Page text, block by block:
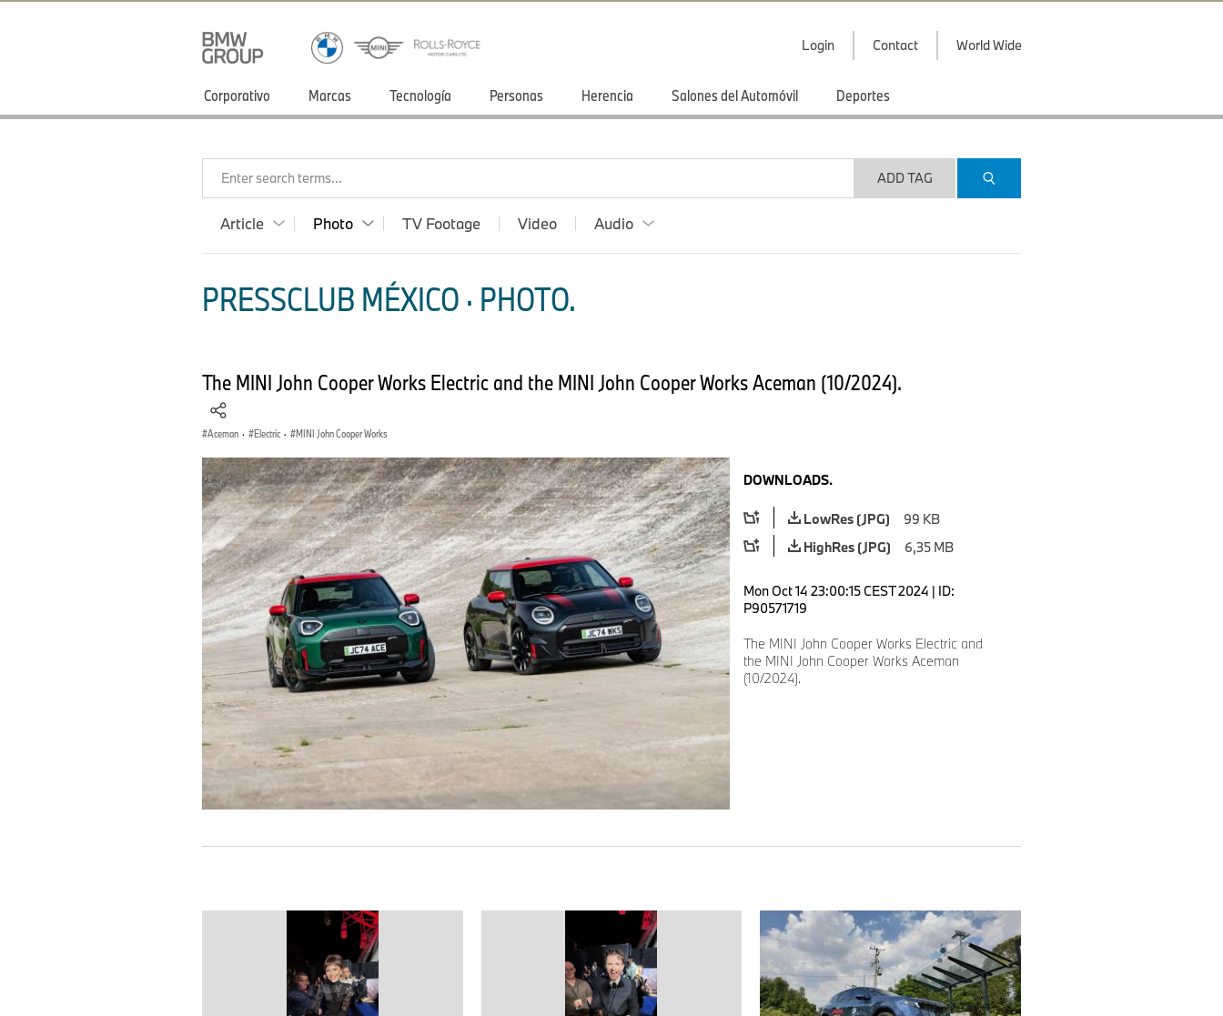
Login Contact World Wide
Corporativo Marcas Tecnología Personas Herencia Salones del Automóvil Deportes
Enter search terms... ADD TAG
Article Photo TV Footage Video Audio
PRESSCLUB MÉXICO · PHOTO.
The MINI John Cooper Works Electric and the MINI John Cooper Works Aceman (10/2024).
Aceman · Electric · MINI John Cooper Works
DOWNLOADS.
LowRes (JPG)
99 KB
HighRes (JPG)
6,35 MB
Mon Oct 14 23:00:15 CEST 2024 | ID:
P90571719
The MINI John Cooper Works Electric and
the MINI John Cooper Works Aceman
(10/2024).